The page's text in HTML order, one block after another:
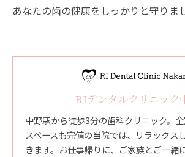
あなたの歯の健康をしっかりと守りま
RIデンタルクリニック
中野駅から徒歩3分の歯科クリニック。
スペースも完備の当院では、リラックス
きます。お仕事帰りに、ご家族とご一緒